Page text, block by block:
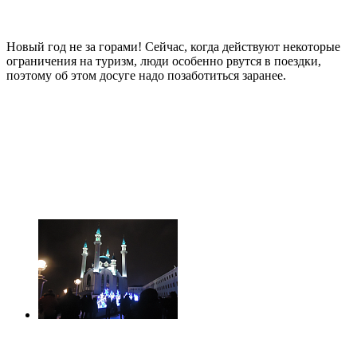
Новый год не за горами! Сейчас, когда действуют некоторые
ограничения на туризм, люди особенно рвутся в поездки,
поэтому об этом досуге надо позаботиться заранее.